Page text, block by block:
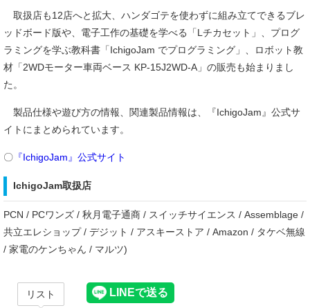
取扱店も12店へと拡大、ハンダゴテを使わずに組み立てできるブレ
ッドボード版や、電子工作の基礎を学べる「Lチカセット」、プログ
ラミングを学ぶ教科書「IchigoJam でプログラミング」、ロボット教
材「2WDモーター車両ベース KP-15J2WD-A」の販売も始まりまし
た。
製品仕様や遊び方の情報、関連製品情報は、『IchigoJam』公式サ
イトにまとめられています。
〇 『IchigoJam』公式サイト
IchigoJam取扱店
PCN / PCワンズ / 秋月電子通商 / スイッチサイエンス / Assemblage /
共立エレショップ / デジット / アスキーストア / Amazon / タケベ無線
/ 家電のケンちゃん / マルツ)
リスト